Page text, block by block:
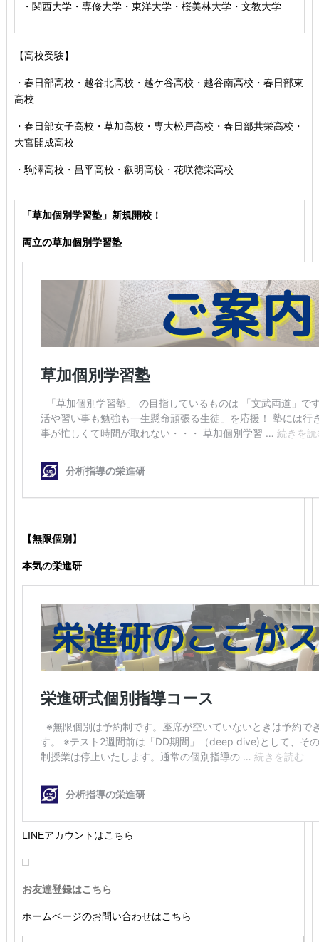
・関西大学・専修大学・東洋大学・桜美林大学・文教大学
【高校受験】
・春日部高校・越谷北高校・越ケ谷高校・越谷南高校・春日部東
高校
・春日部女子高校・草加高校 ・専大松戸高校 ・春日部共栄高校 ・
大宮開成高校
・駒澤高校・昌平高校・叡明高校・花咲徳栄高校
「草加個別学習塾」新規開校！
両立の草加個別学習塾
【無限個別】
本気の栄進研
LINEアカウントはこちら
お友達登録はこちら
ホームページのお問い合わせはこちら